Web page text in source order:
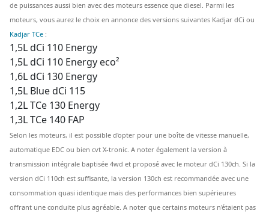
de puissances aussi bien avec des moteurs essence que diesel. Parmi les
moteurs, vous aurez le choix en annonce des versions suivantes Kadjar dCi ou
Kadjar TCe :
1,5L dCi 110 Energy
1,5L dCi 110 Energy eco²
1,6L dCi 130 Energy
1,5L Blue dCi 115
1,2L TCe 130 Energy
1,3L TCe 140 FAP
Selon les moteurs, il est possible d'opter pour une boîte de vitesse manuelle,
automatique EDC ou bien cvt X-tronic. A noter également la version à
transmission intégrale baptisée 4wd et proposé avec le moteur dCi 130ch. Si la
version dCi 110ch est suffisante, la version 130ch est recommandée avec une
consommation quasi identique mais des performances bien supérieures
offrant une conduite plus agréable. A noter que certains moteurs n'étaient pas